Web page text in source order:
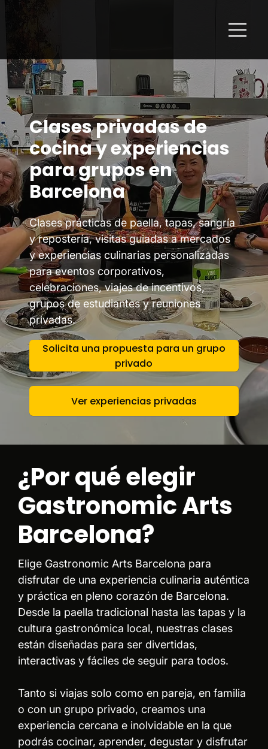
Clases privadas de
cocina y experiencias
para grupos en
Barcelona
Clases prácticas de paella, tapas, sangría
y repostería, visitas guiadas a mercados
y experiencias culinarias personalizadas
para eventos corporativos,
celebraciones, viajes de incentivos,
grupos de estudiantes y reuniones
privadas.
Solicita una propuesta para un grupo
privado
Ver experiencias privadas
¿Por qué elegir
Gastronomic Arts
Barcelona?
Elige Gastronomic Arts Barcelona para
disfrutar de una experiencia culinaria auténtica
y práctica en pleno corazón de Barcelona.
Desde la paella tradicional hasta las tapas y la
cultura gastronómica local, nuestras clases
están diseñadas para ser divertidas,
interactivas y fáciles de seguir para todos.
Tanto si viajas solo como en pareja, en familia
o con un grupo privado, creamos una
experiencia cercana e inolvidable en la que
podrás cocinar, aprender, degustar y disfrutar